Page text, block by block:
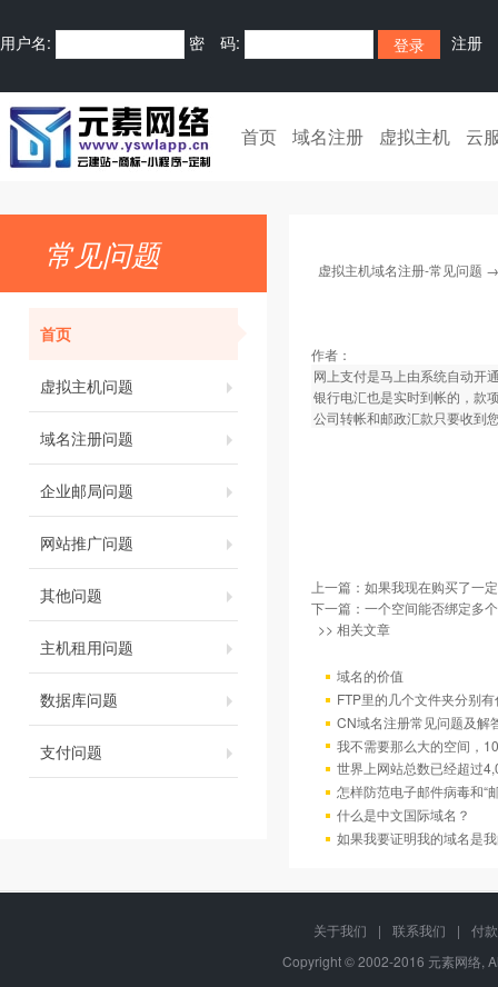
用户名: 密 码: 注册
首页 域名注册 虚拟主机 云
常见问题
首页
虚拟主机问题
域名注册问题
企业邮局问题
网站推广问题
其他问题
主机租用问题
数据库问题
支付问题
虚拟主机域名注册-常见问题
作者：
网上支付是马上由系统自动开
银行电汇也是实时到帐的，款
公司转帐和邮政汇款只要收到
上一篇： 如果我现在购买了一
下一篇： 一个空间能否绑定多
>> 相关文章
域名的价值
FTP里的几个文件夹分别
CN域名注册常见问题及解
我不需要那么大的空间，
世界上网站总数已经超过
怎样防范电子邮件病毒和“
什么是中文国际域名？
如果我要证明我的域名是
关于我们 | 联系我们 |
付
Copyright © 2002-2016 元素网络,